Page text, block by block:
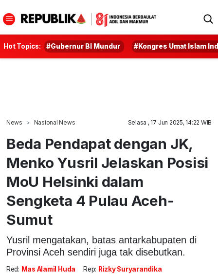
Hot Topics: #Gubernur BI Mundur #Kongres Umat Islam
News Nasional News Selasa , 17 Jun 2025, 14:22 WIB
Beda Pendapat dengan JK,
Menko Yusril Jelaskan Posisi
MoU Helsinki dalam
Sengketa 4 Pulau Aceh-
Sumut
Yusril mengatakan, batas antarkabupaten di
Provinsi Aceh sendiri juga tak disebutkan.
Red: Mas Alamil Huda Rep: Rizky Suryarandika